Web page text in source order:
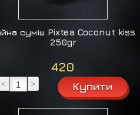
суміш Pixtea Coconut kiss
250gr
420
< >